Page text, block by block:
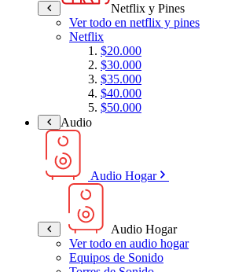
Netflix y Pines
Ver todo en netflix y pines
Netflix
$20.000
$30.000
$35.000
$40.000
$50.000
Audio
Audio Hogar
Audio Hogar
Ver todo en audio hogar
Equipos de Sonido